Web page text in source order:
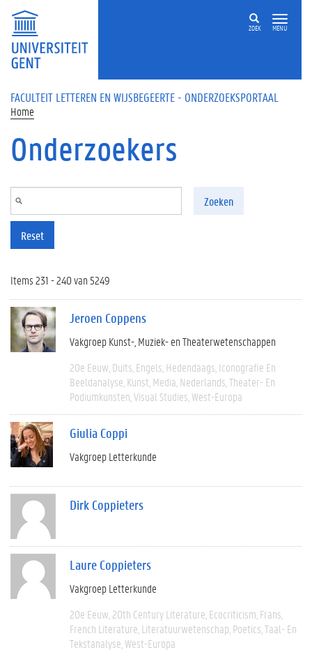
Overslaan en naar de inhoud gaan
ZOEK MENU
FACULTEIT LETTEREN EN WIJSBEGEERTE - ONDERZOEKSPORTAAL
Home
Onderzoekers
Zoeken
Reset
Items 231 - 240 van 5249
Jeroen Coppens
Vakgroep Kunst-, Muziek- en Theaterwetenschappen
20e Eeuw Duits Engels Hedendaags Iconografie En
Beeldanalyse Kunst Media Nederlands Theater- En
Podiumkunsten Visual Studies West-Europa
Giulia Coppi
Vakgroep Letterkunde
Dirk Coppieters
Laure Coppieters
Vakgroep Letterkunde
20e Eeuw 20th Century Literature Ecocriticism Frans
French Literature Literatuurwetenschap Poetics Taal- En
Tekstanalyse West-Europa